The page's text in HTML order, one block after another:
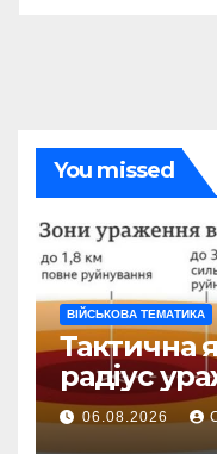
You missed
ВІЙСЬКОВА ТЕМАТИКА
Тактична
радіус
детальний
знищення
06.08.2026